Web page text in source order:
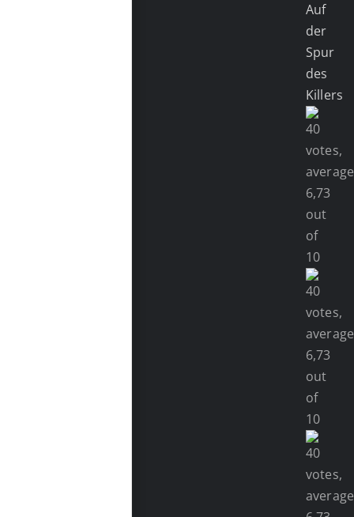
Auf
der
Spur
des
Killers